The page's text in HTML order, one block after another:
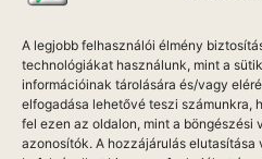
A legjobb felhasználói élmény
technológiákat használunk, mint a
információinak tárolására és/vagy
elfogadása lehetővé teszi számunkra,
fel ezen az oldalon, mint a böngészési
azonosítók. A hozzájárulás
ETIKAI
MÉDIA